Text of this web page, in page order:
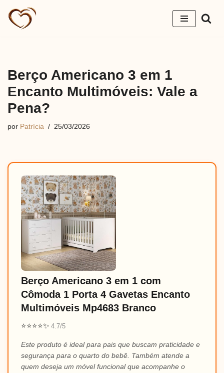
Pular
Berço Americano 3 em 1
Encanto Multimóveis: Vale a
Pena?
por Patrícia 25/03/2026
Berço Americano 3 em 1 com
Cômoda 1 Porta 4 Gavetas Encanto
Multimóveis Mp4683 Branco
⭐⭐⭐⭐✨ 4.7/5
Este produto é ideal para pais que buscam praticidade e
segurança para o quarto do bebê. Também atende a
quem deseja um móvel funcional que acompanhe o